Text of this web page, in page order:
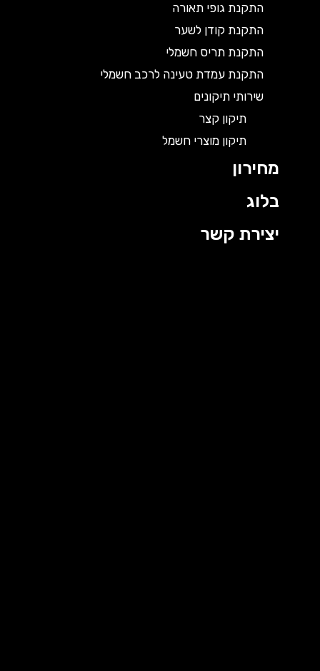
התקנת גופי תאורה
התקנת קודן לשער
התקנת תריס חשמלי
התקנת עמדת טעינה לרכב חשמלי
שירותי תיקונים
תיקון קצר
תיקון מוצרי חשמל
מחירון
בלוג
יצירת קשר